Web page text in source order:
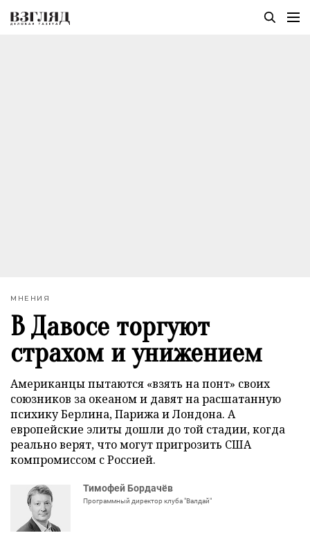
МНЕНИЯ
В Давосе торгуют
страхом и унижением
Американцы пытаются «взять на понт» своих
союзников за океаном и давят на расшатанную
психику Берлина, Парижа и Лондона. А
европейские элиты дошли до той стадии, когда
реально верят, что могут пригрозить США
компромиссом с Россией.
Тимофей Бордачёв
Программный директор клуба "Валдай"